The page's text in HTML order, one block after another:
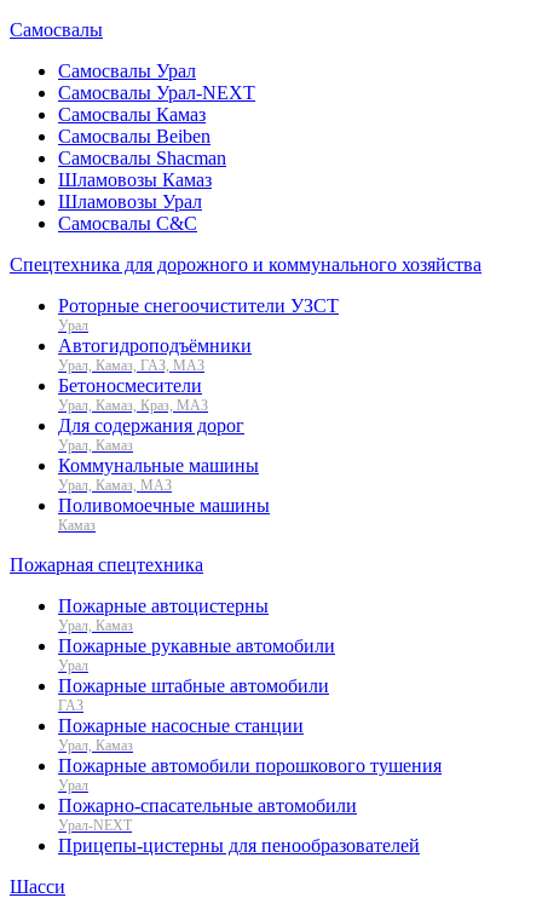
Самосвалы
Самосвалы Урал
Самосвалы Урал-NEXT
Самосвалы Камаз
Самосвалы Beiben
Самосвалы Shacman
Шламовозы Камаз
Шламовозы Урал
Самосвалы C&C
Спецтехника для дорожного и коммунального хозяйства
Роторные снегоочистители УЗСТ
Урал
Автогидроподъёмники
Урал, Камаз, ГАЗ, МАЗ
Бетоносмесители
Урал, Камаз, Краз, МАЗ
Для содержания дорог
Урал, Камаз
Коммунальные машины
Урал, Камаз, МАЗ
Поливомоечные машины
Камаз
Пожарная спецтехника
Пожарные автоцистерны
Урал, Камаз
Пожарные рукавные автомобили
Урал
Пожарные штабные автомобили
ГАЗ
Пожарные насосные станции
Урал, Камаз
Пожарные автомобили порошкового тушения
Урал
Пожарно-спасательные автомобили
Урал-NEXT
Прицепы-цистерны для пенообразователей
Шасси